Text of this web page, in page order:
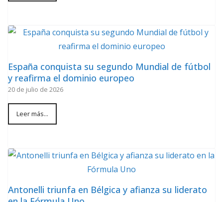
España conquista su segundo Mundial de fútbol
y reafirma el dominio europeo
20 de julio de 2026
Leer más...
Antonelli triunfa en Bélgica y afianza su liderato